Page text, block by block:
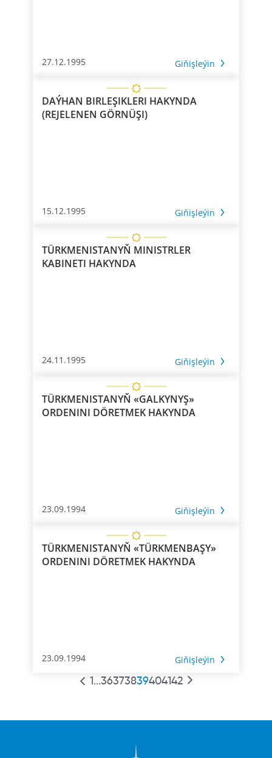
27.12.1995 Giňişleýin
DAÝHAN BIRLEŞIKLERI HAKYNDA
(REJELENEN GÖRNÜŞI)
15.12.1995 Giňişleýin
TÜRKMENISTANYŇ MINISTRLER
KABINETI HAKYNDA
24.11.1995 Giňişleýin
TÜRKMENISTANYŇ «GALKYNYŞ»
ORDENINI DÖRETMEK HAKYNDA
23.09.1994 Giňişleýin
TÜRKMENISTANYŇ «TÜRKMENBAŞY»
ORDENINI DÖRETMEK HAKYNDA
23.09.1994 Giňişleýin
1...36373839404142